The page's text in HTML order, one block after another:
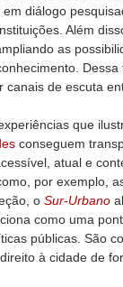
diálogo
Além
as
de escuta
que
conseguem
atual e
por exemplo,
o Sur-Urbano
como uma
públicas. São
à cidade de